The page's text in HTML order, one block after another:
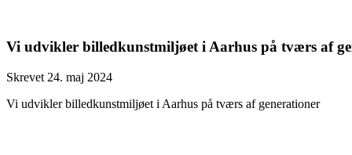
Vi udvikler billedkunstmiljøet i Aarhus på tværs af
Skrevet 24. maj 2024
Vi udvikler billedkunstmiljøet i Aarhus på tværs af generationer